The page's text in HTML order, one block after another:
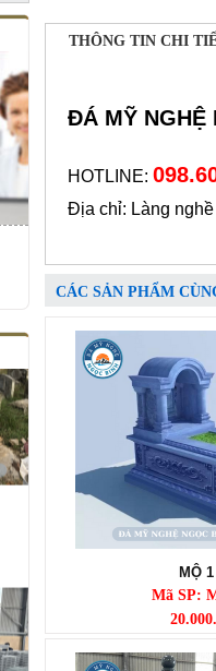
THÔNG TIN CHI
ĐÁ MỸ NGHỆ
HOTLINE:
Địa chỉ: Làng
CÁC SẢN PHẨM
MỘ 1
Mã SP: